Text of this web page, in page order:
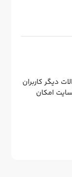
دیگر کاربران
سایت امکان